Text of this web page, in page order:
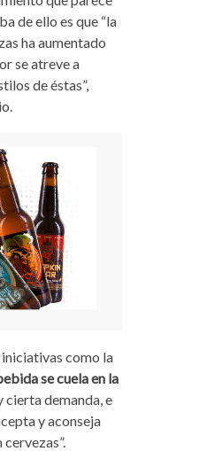
de ello es que “la
ha aumentado
se atreve a
de éstas”,
como la
se cuela en la
cierta demanda, e
y aconseja